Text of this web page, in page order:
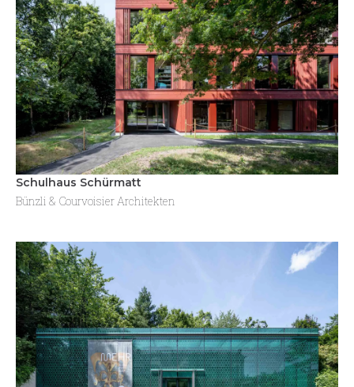
Schulhaus Schürmatt
Bünzli & Courvoisier Architekten